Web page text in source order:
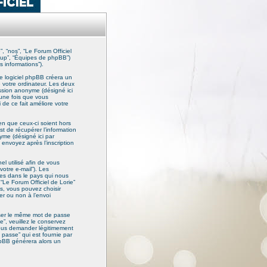
“nos”, “Le Forum Officiel
“Équipes de phpBB”)
informations”).
logiciel phpBB créera un
ordinateur. Les deux
anonyme (désigné ici
fois que vous
ce fait améliore votre
que ceux-ci soient hors
de récupérer l’information
(désigné ici par
après l’inscription
utilisé afin de vous
e-mail”). Les
dans le pays qui nous
Forum Officiel de Lorie”
vous pouvez choisir
ou non à l’envoi
le même mot de passe
veuillez le conservez
demander légitimement
qui est fournie par
générera alors un